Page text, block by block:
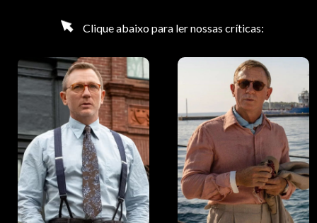
Clique abaixo para ler nossas críticas: